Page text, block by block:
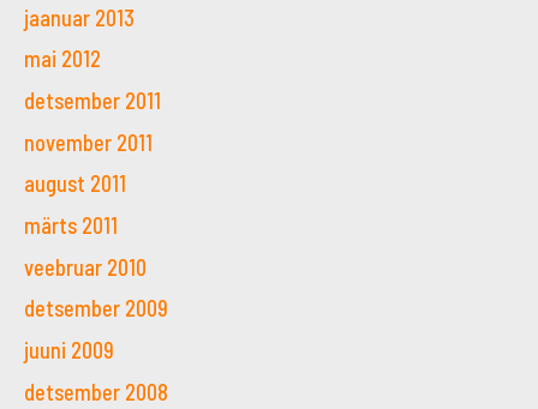
jaanuar 2013
mai 2012
detsember 2011
november 2011
august 2011
märts 2011
veebruar 2010
detsember 2009
juuni 2009
detsember 2008